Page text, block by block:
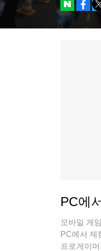
PC에
모바일 게
PC에서 제
프로게이